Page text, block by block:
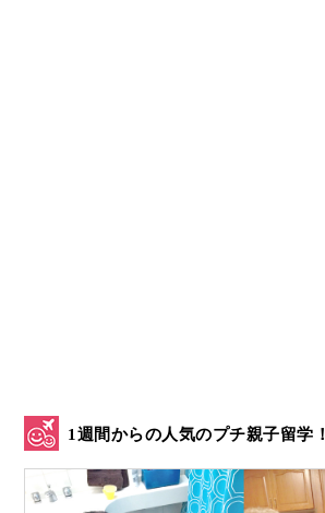
1週間からの人気のプチ親子留学！